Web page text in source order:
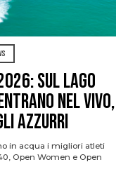
sul Lago
nel vivo,
azzurri
in acqua i migliori atleti
Open Women e Open